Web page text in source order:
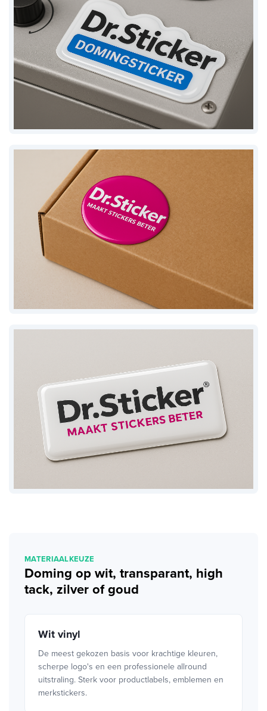
MATERIAALKEUZE
Doming op wit, transparant, high
tack, zilver of goud
Wit vinyl
De meest gekozen basis voor krachtige kleuren,
scherpe logo's en een professionele allround
uitstraling. Sterk voor productlabels, emblemen en
merkstickers.